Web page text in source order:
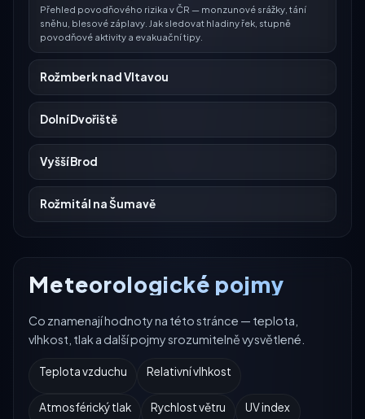
Přehled povodňového rizika v ČR — monzunové srážky, tání
sněhu, blesové záplavy. Jak sledovat hladiny řek, stupně
povodňové aktivity a evakuační tipy.
Rožmberk nad Vltavou
Dolní Dvořiště
Vyšší Brod
Rožmitál na Šumavě
Meteorologické pojmy
Co znamenají hodnoty na této stránce — teplota,
vlhkost, tlak a další pojmy srozumitelně vysvětlené.
Teplota vzduchu Relativní vlhkost
Atmosférický tlak Rychlost větru UV index